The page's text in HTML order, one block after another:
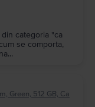
categoria "ca
se comporta,
Green, 512 GB, Ca